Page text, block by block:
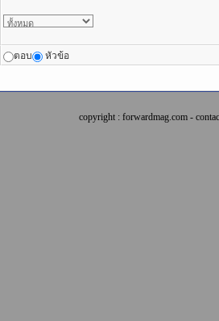
ตอบ หัวข้อ
copyright : forwardmag.com -